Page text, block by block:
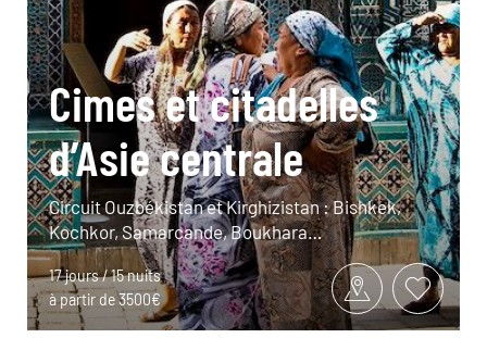
Cimes et citadelles
d’Asie centrale
Circuit Ouzbékistan et Kirghizistan : Bishkek,
Kochkor, Samarcande, Boukhara…
17 jours / 15 nuits
à partir de 3500€